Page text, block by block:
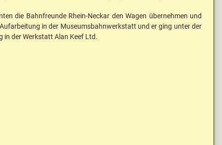
die Bahnfreunde Rhein-Neckar den Wagen übernehmen und
in der Museumsbahnwerkstatt und er ging unter der
in der Werkstatt Alan Keef Ltd.